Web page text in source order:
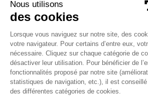
Je suis déjà abonné(e) :
version digitale